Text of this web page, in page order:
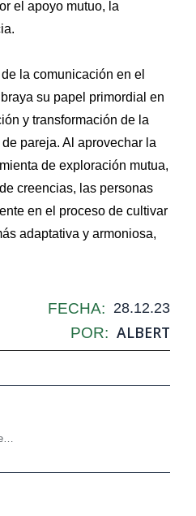
FECHA: 28.12.23
POR: ALBERT
el apoyo mutuo, la
la comunicación en el
su papel primordial en
y transformación de la
pareja. Al aprovechar la
de exploración mutua,
creencias, las personas
en el proceso de cultivar
adaptativa y armoniosa,